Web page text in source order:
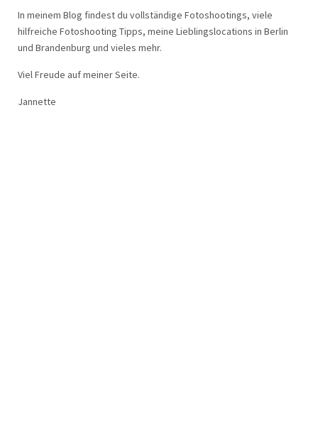
In meinem Blog findest du vollständige Fotoshootings, viele
hilfreiche Fotoshooting Tipps, meine Lieblingslocations in Berlin
und Brandenburg und vieles mehr.
Viel Freude auf meiner Seite.
Jannette